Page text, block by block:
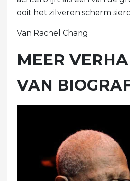
ooit het zilveren scherm
Van Rachel Chang
MEER
VAN